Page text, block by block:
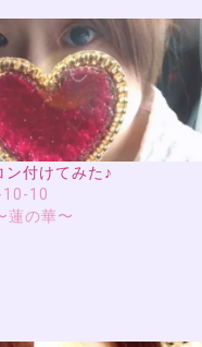
ン付けてみた♪
10
蓮の華〜